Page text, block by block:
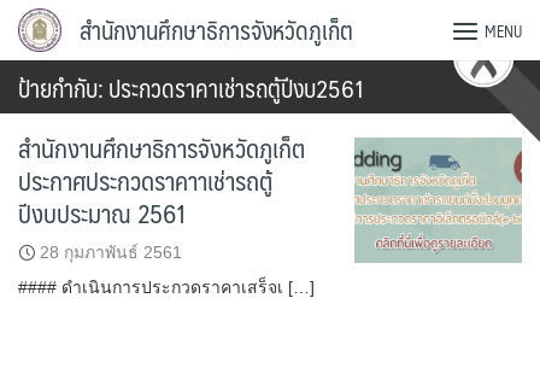
Skip
สำนักงานศึกษาธิการจังหวัดภูเก็ต MENU
ป้ายกำกับ:ประกวดราคาเช่ารถตู้ปีงบ2561
สำนักงานศึกษาธิการจังหวัดภูเก็ต
ประกาศประกวดราคาาเช่ารถตู้
ปีงบประมาณ 2561
28 กุมภาพันธ์ 2561
#### ดำเนินการประกวดราคาเสร็จเ […]